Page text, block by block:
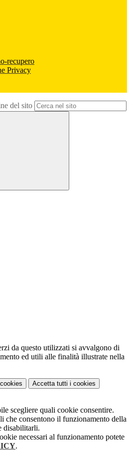
recupero
Privacy
del sito
da questo utilizzati si avvalgono di
ed utili alle finalità illustrate nella
Accetta tutti i cookies
scegliere quali cookie consentire.
che consentono il funzionamento della
disabilitarli.
necessari al funzionamento potete
.